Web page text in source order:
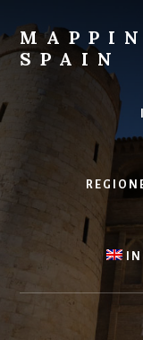
content
SPAIN